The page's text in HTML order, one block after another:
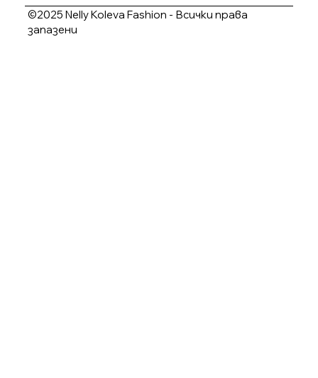
©2025 Nelly Koleva Fashion - Всички права
запазени